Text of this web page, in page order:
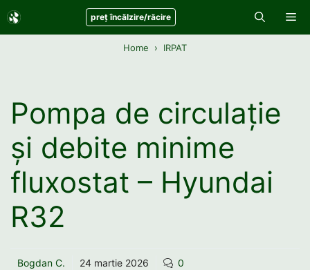
Sari
la
preț încălzire/răcire
Home IRPAT
Pompa de circulație
și debite minime
fluxostat – Hyundai
R32
Bogdan C. 24 martie 2026 0